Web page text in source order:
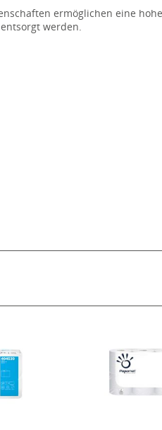
ermöglichen eine
werden.